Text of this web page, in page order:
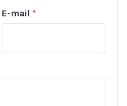
E-mail *